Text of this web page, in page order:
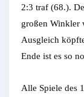
2:3 traf (68.).
großen Winkler
Ausgleich
Ende ist es so
Alle Spiele des